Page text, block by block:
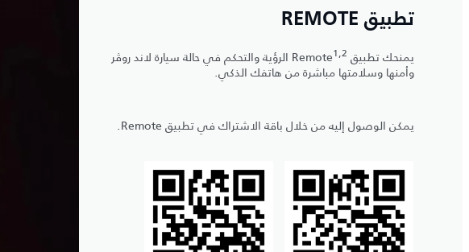
تطبيق REMOTE
يمنحك تطبيق Remote 1,2
الرؤية والتحكم في حالة سيارة لاند روڤر
وأمنها وسلامتها مباشرة من هاتفك الذكي.
يمكن الوصول إليه من خلال باقة الاشتراك في تطبيق Remote.